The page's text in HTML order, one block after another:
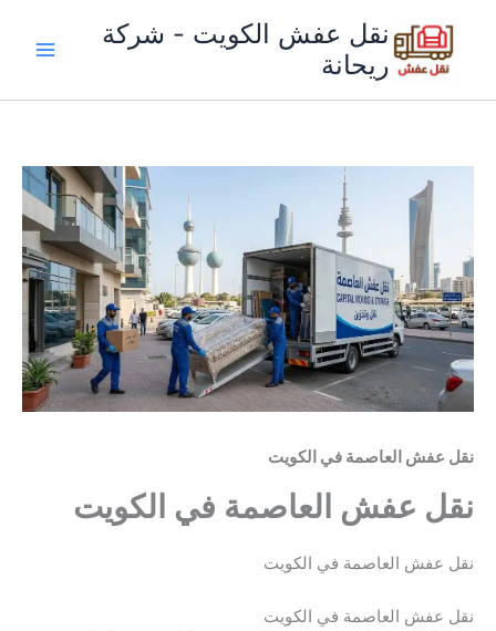
المحتوى
نقل عفش الكويت - شركة
ريحانة
نقل عفش العاصمة في الكويت
نقل عفش العاصمة في الكويت
نقل عفش العاصمة في الكويت
نقل عفش العاصمة في الكويت